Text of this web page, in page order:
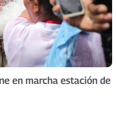
en marcha estación de